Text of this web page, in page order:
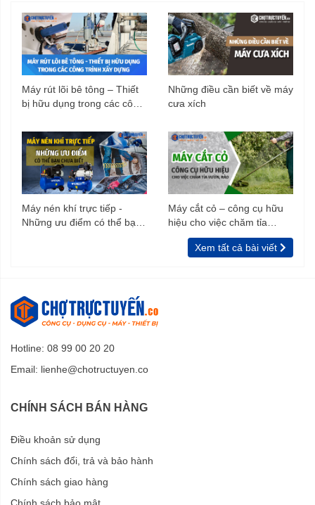
Máy rút lõi bê tông – Thiết
bị hữu dụng trong các công
Những điều cần biết về máy
cưa xích
Máy nén khí trực tiếp -
Những ưu điểm có thể bạn
Máy cắt cỏ – công cụ hữu
hiệu cho việc chăm tỉa
vườn, rào
Xem tất cả bài viết
Hotline: 08 99 00 20 20
Email: lienhe@chotructuyen.co
CHÍNH SÁCH BÁN HÀNG
Điều khoản sử dụng
Chính sách đổi, trả và bảo hành
Chính sách giao hàng